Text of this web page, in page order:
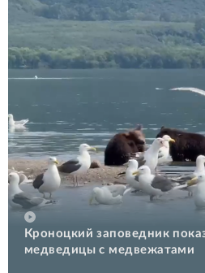
Кроноцкий заповедник
медведицы с медвежатами